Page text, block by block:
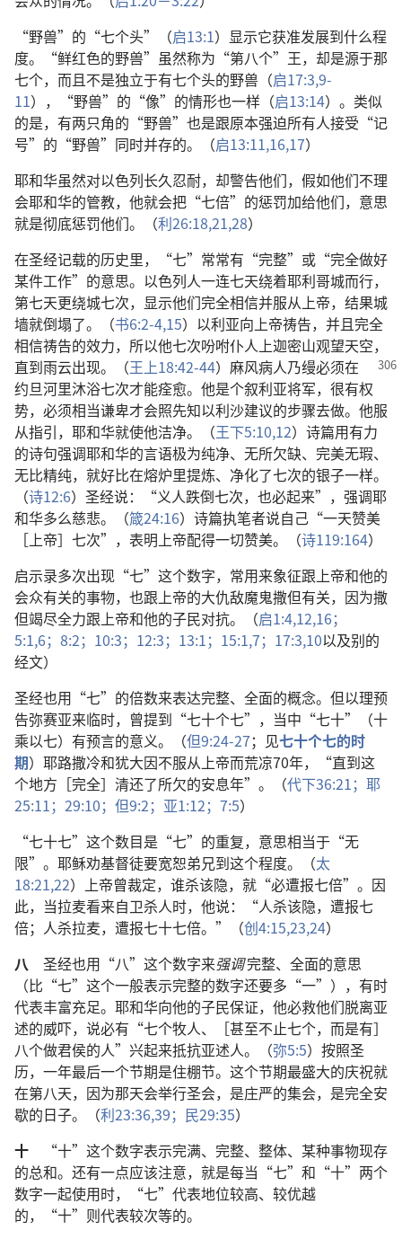
“野兽”的“七个头”（启13:1）显示它获准发展到什么程
度。“鲜红色的野兽”虽然称为“第八个”王，却是源于那
七个，而且不是独立于有七个头的野兽（启17:3,9-
11），“野兽”的“像”的情形也一样（启13:14）。类似
的是，有两只角的“野兽”也是跟原本强迫所有人接受“记
号”的“野兽”同时并存的。（启13:11,16,17）
耶和华虽然对以色列长久忍耐，却警告他们，假如他们不理
会耶和华的管教，他就会把“七倍”的惩罚加给他们，意思
就是彻底惩罚他们。（利26:18,21,28）
在圣经记载的历史里，“七”常常有“完整”或“完全做好
某件工作”的意思。以色列人一连七天绕着耶利哥城而行，
第七天更绕城七次，显示他们完全相信并服从上帝，结果城
墙就倒塌了。（书6:2-4,15）以利亚向上帝祷告，并且完全
相信祷告的效力，所以他七次吩咐仆人上迦密山观望天空，
直到雨云出现。（王上18:42-44）麻风病人乃缦必须在
约旦河里沐浴七次才能痊愈。他是个叙利亚将军，很有权
势，必须相当谦卑才会照先知以利沙建议的步骤去做。他服
从指引，耶和华就使他洁净。（王下5:10,12）诗篇用有力
的诗句强调耶和华的言语极为纯净、无所欠缺、完美无瑕、
无比精纯，就好比在熔炉里提炼、净化了七次的银子一样。
（诗12:6）圣经说：“义人跌倒七次，也必起来”，强调耶
和华多么慈悲。（箴24:16）诗篇执笔者说自己“一天赞美
［上帝］七次”，表明上帝配得一切赞美。（诗119:164）
启示录多次出现“七”这个数字，常用来象征跟上帝和他的
会众有关的事物，也跟上帝的大仇敌魔鬼撒但有关，因为撒
但竭尽全力跟上帝和他的子民对抗。（启1:4,12,16；
5:1,6； 8:2； 10:3； 12:3； 13:1； 15:1,7； 17:3,10以及别的
经文）
圣经也用“七”的倍数来表达完整、全面的概念。但以理预
告弥赛亚来临时，曾提到“七十个七”，当中“七十”（十
乘以七）有预言的意义。（但9:24-27；见七十个七的时
期）耶路撒冷和犹大因不服从上帝而荒凉70年，“直到这
个地方［完全］清还了所欠的安息年”。（代下36:21； 耶
25:11； 29:10； 但9:2； 亚1:12； 7:5）
“七十七”这个数目是“七”的重复，意思相当于“无
限”。耶稣劝基督徒要宽恕弟兄到这个程度。（太
18:21,22）上帝曾裁定，谁杀该隐，就“必遭报七倍”。因
此，当拉麦看来自卫杀人时，他说：“人杀该隐，遭报七
倍；人杀拉麦，遭报七十七倍。”（创4:15,23,24）
八 圣经也用“八”这个数字来强调完整、全面的意思
（比“七”这个一般表示完整的数字还要多“一”），有时
代表丰富充足。耶和华向他的子民保证，他必救他们脱离亚
述的威吓，说必有“七个牧人、［甚至不止七个，而是有］
八个做君侯的人”兴起来抵抗亚述人。（弥5:5）按照圣
历，一年最后一个节期是住棚节。这个节期最盛大的庆祝就
在第八天，因为那天会举行圣会，是庄严的集会，是完全安
歇的日子。（利23:36,39； 民29:35）
十 “十”这个数字表示完满、完整、整体、某种事物现存
的总和。还有一点应该注意，就是每当“七”和“十”两个
数字一起使用时，“七”代表地位较高、较优越
的，“十”则代表较次等的。